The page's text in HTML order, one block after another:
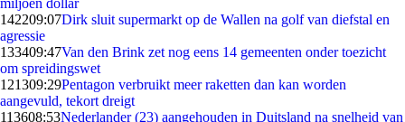
miljoen dollar
142209:07Dirk sluit supermarkt op de Wallen na golf van diefstal en
agressie
133409:47Van den Brink zet nog eens 14 gemeenten onder toezicht
om spreidingswet
121309:29Pentagon verbruikt meer raketten dan kan worden
aangevuld, tekort dreigt
113608:53Nederlander (23) aangehouden in Duitsland na snelheid van